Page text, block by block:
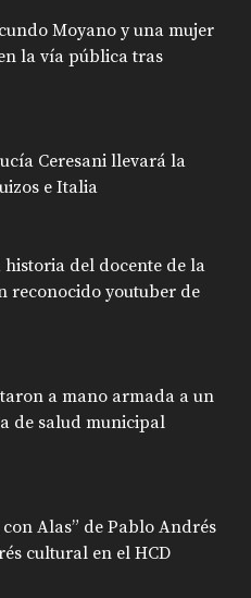
Moyano y una mujer
la vía pública tras
Ceresani llevará la
e Italia
del docente de la
reconocido youtuber de
a mano armada a un
de salud municipal
Alas” de Pablo Andrés
cultural en el HCD